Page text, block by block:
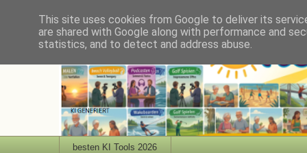
besten KI Tools 2026
This site uses cookies from Google to deliver its
are shared with Google along with performance and
statistics, and to detect and address abuse.